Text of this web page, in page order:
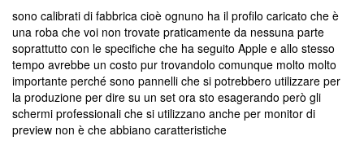
sono calibrati di fabbrica cioè ognuno ha il profilo caricato che è
una roba che voi non trovate praticamente da nessuna parte
soprattutto con le specifiche che ha seguito Apple e allo stesso
tempo avrebbe un costo pur trovandolo comunque molto molto
importante perché sono pannelli che si potrebbero utilizzare per
la produzione per dire su un set ora sto esagerando però gli
schermi professionali che si utilizzano anche per monitor di
preview non è che abbiano caratteristiche